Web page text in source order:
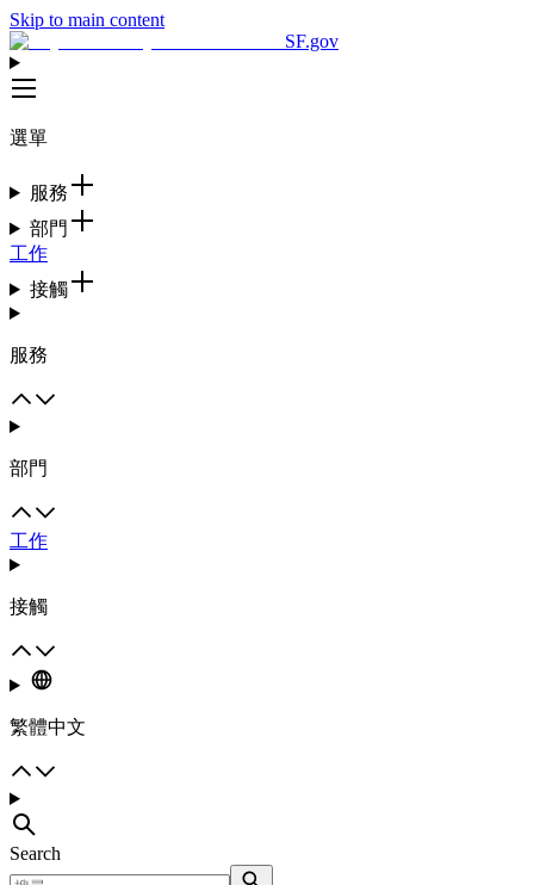
Skip to main content
SF.gov
選單
服務
部門
工作
接觸
服務
部門
工作
接觸
繁體中文
Search